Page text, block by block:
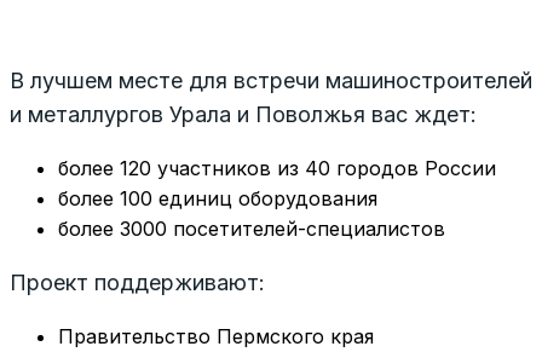
В лучшем месте для встречи машиностроителей
и металлургов Урала и Поволжья вас ждет:
более 120 участников из 40 городов России
более 100 единиц оборудования
более 3000 посетителей-специалистов
Проект поддерживают:
Правительство Пермского края